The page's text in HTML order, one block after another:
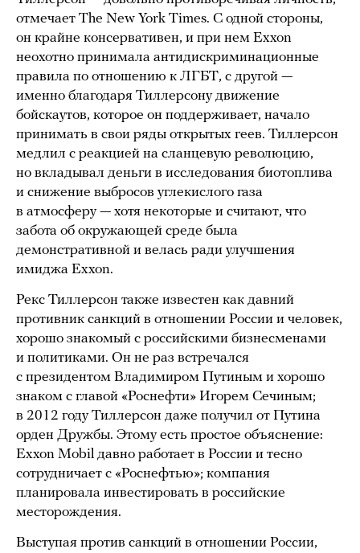
отмечает The New York Times. С одной стороны,
он крайне консервативен, и при нем Exxon
неохотно принимала антидискриминационные
правила по отношению к ЛГБТ, с другой —
именно благодаря Тиллерсону движение
бойскаутов, которое он поддерживает, начало
принимать в свои ряды открытых геев. Тиллерсон
медлил с реакцией на сланцевую революцию,
но вкладывал деньги в исследования биотоплива
и снижение выбросов углекислого газа
в атмосферу — хотя некоторые и считают, что
забота об окружающей среде была
демонстративной и велась ради улучшения
имиджа Exxon.
Рекс Тиллерсон также известен как давний
противник санкций в отношении России и человек,
хорошо знакомый с российскими бизнесменами
и политиками. Он не раз встречался
с президентом Владимиром Путиным и хорошо
знаком с главой «Роснефти» Игорем Сечиным;
в 2012 году Тиллерсон даже получил от Путина
орден Дружбы. Этому есть простое объяснение:
Exxon Mobil давно работает в России и тесно
сотрудничает с «Роснефтью»; компания
планировала инвестировать в российские
месторождения.
Выступая против санкций в отношении России,